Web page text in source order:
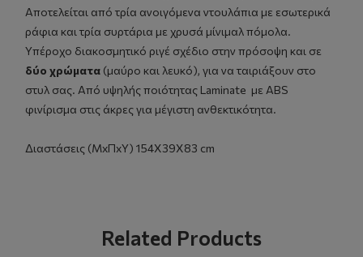
Αποτελείται από τρία ανοιγόμενα ντουλάπια με εσωτερικά
ράφια και τρία συρτάρια με χρυσά μίνιμαλ πόμολα.
Υπέροχο διακοσμητικό ριγέ σχέδιο στην πρόσοψη και σε
δύο χρώματα (μαύρο και λευκό), για να ταιριάξουν στο
στυλ σας. Από υψηλής ποιότητας Laminate με ABS
φινίρισμα στις άκρες για μέγιστη ανθεκτικότητα.
Διαστάσεις (ΜxΠxΥ) 154Χ39Χ83 cm
Related Products